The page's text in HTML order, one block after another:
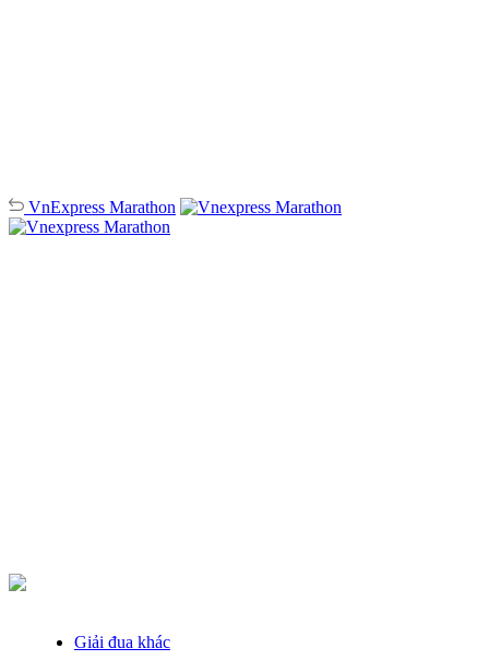
VnExpress Marathon
Giải đua khác